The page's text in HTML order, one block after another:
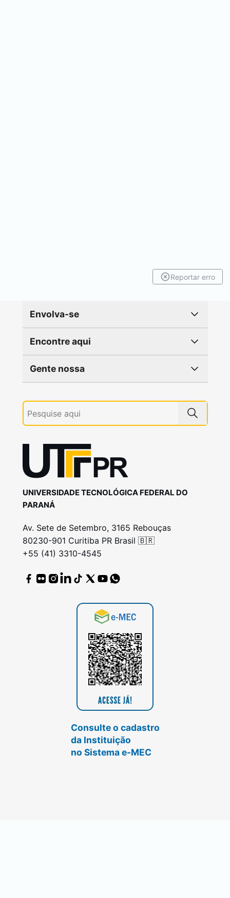
Reportar erro
Envolva-se
Encontre aqui
Gente nossa
UNIVERSIDADE TECNOLÓGICA FEDERAL DO
PARANÁ
Av. Sete de Setembro, 3165 Rebouças
80230-901 Curitiba PR Brasil 🇧🇷
+55 (41) 3310-4545
Consulte o cadastro
da Instituição
no Sistema e-MEC